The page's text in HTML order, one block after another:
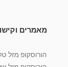
מאמרים
הורוסקופ מזל